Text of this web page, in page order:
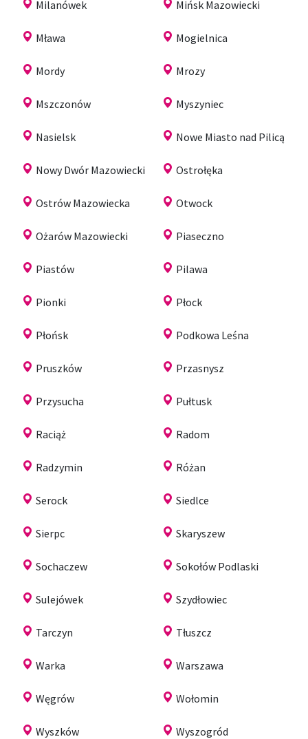
Milanówek Mińsk Mazowiecki
Mława Mogielnica
Mordy Mrozy
Mszczonów Myszyniec
Nasielsk Nowe Miasto nad Pilicą
Nowy Dwór Mazowiecki Ostrołęka
Ostrów Mazowiecka Otwock
Ożarów Mazowiecki Piaseczno
Piastów Pilawa
Pionki Płock
Płońsk Podkowa Leśna
Pruszków Przasnysz
Przysucha Pułtusk
Raciąż Radom
Radzymin Różan
Serock Siedlce
Sierpc Skaryszew
Sochaczew Sokołów Podlaski
Sulejówek Szydłowiec
Tarczyn Tłuszcz
Warka Warszawa
Węgrów Wołomin
Wyszków Wyszogród